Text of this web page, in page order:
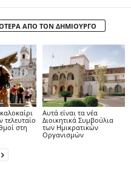
ΑΠΟ ΤΟΝ ΔΗΜΙΟΥΡΓΟ
τελευταίο
στη
Αυτά είναι τα νέα
Διοικητικά Συμβούλια
των Ημικρατικών
Οργανισμών